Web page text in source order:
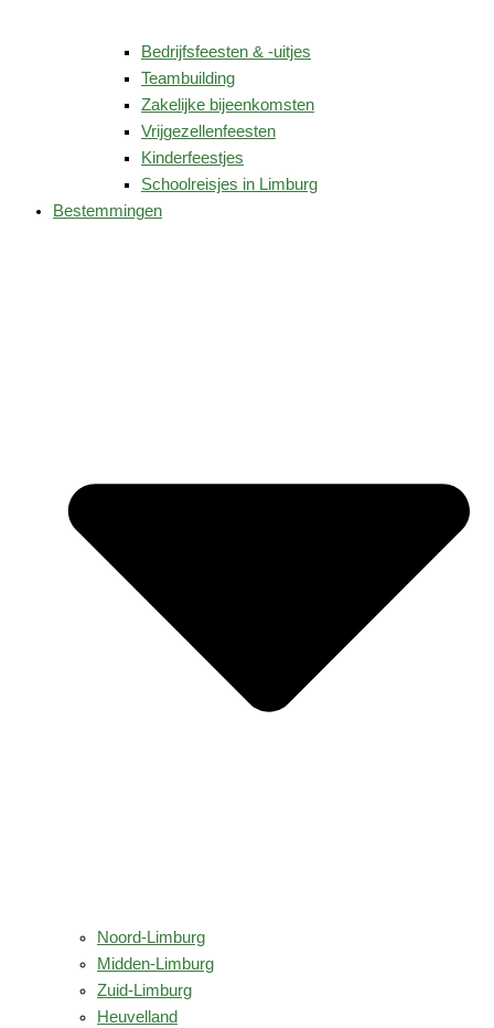
Bedrijfsfeesten & -uitjes
Teambuilding
Zakelijke bijeenkomsten
Vrijgezellenfeesten
Kinderfeestjes
Schoolreisjes in Limburg
Bestemmingen
Noord-Limburg
Midden-Limburg
Zuid-Limburg
Heuvelland